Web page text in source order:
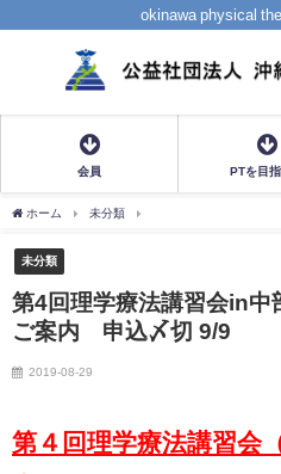
okinawa physical
会員 PTを目
ホーム 未分類
未分類
第4回理学療法講習会in中
ご案内 申込〆切 9/9
2019-08-29
第４回理学療法講習会